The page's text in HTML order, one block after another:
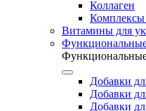
Коллаген
Комплексы
Витамины для
Добавки
Добавки
Добавки